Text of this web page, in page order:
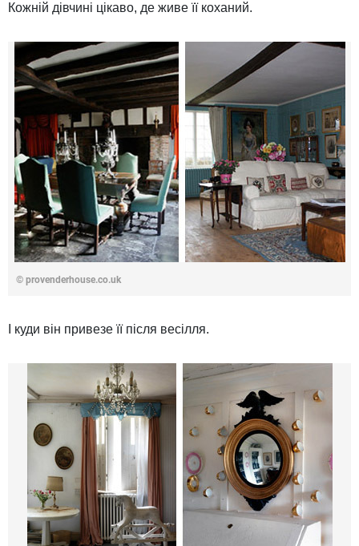
Кожній дівчині цікаво, де живе її коханий.
© provenderhouse.co.uk
І куди він привезе її після весілля.